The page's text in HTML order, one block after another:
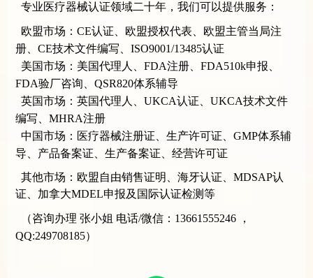
专业医疗器械认证领域二十年，我们可以提供服务：
欧盟市场：CE认证、欧盟授权代表、欧盟主管当局注
册、CE技术文件编写、ISO9001/13485认证
美国市场：美国代理人、FDA注册、FDA510k申报、
FDA验厂咨询、QSR820体系辅导
英国市场：英国代理人、UKCA认证、UKCA技术文件
编写、MHRA注册
中国市场：医疗器械注册证、生产许可证、GMP体系辅
导、产品备案证、生产备案证、经营许可证
其他市场：欧盟自由销售证明、海牙认证、MDSAP认
证、加拿大MDEL申报及国际认证检测等
（咨询办理 张小姐 电话/微信：13661555246 ，
QQ:249708185）